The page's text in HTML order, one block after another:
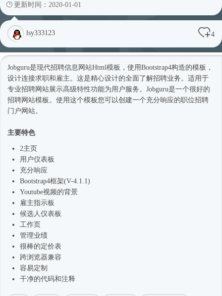
更新时间：2020-01-01
lsy333123 4
Jobguru是现代招聘信息网站Html模板 ，使用Bootstrap4构造的模板，
设计连接求职和雇主。这是精心设计的全面了解招聘业务。适用于
专业招聘网站展示高级特性功能为用户服务。Jobguru是一个很好的
招聘网站模板 。使用这个模板您可以创建一个充分响应的职位招聘
门户网站。
主要特色
2主页
用户仪表板
充分响应
Bootstrap4框架(V-4.1.1)
Youtube视频的背景
雇主指示板
候选人仪表板
工作页
管理业绩
很棒的定价表
跨浏览器兼容
容易定制
干净的代码和注释